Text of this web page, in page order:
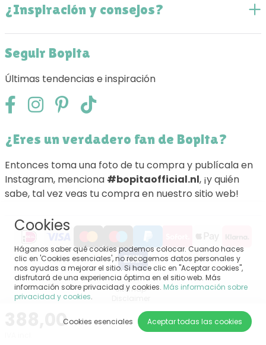
388,00
¿Inspiración y consejos?
Seguir Bopita
Últimas tendencias e inspiración
¿Eres un verdadero fan de Bopita?
Entonces toma una foto de tu compra y publícala en
Instagram, menciona #bopitaofficial.nl, ¡y quién
sabe, tal vez veas tu compra en nuestro sitio web!
Sitemap
Terminos y condiciones generales
Impressum
Cookies
Háganos saber qué cookies podemos colocar. Cuando haces
clic en 'Cookies esenciales', no recogemos datos personales y
nos ayudas a mejorar el sitio. Si hace clic en "Aceptar cookies",
disfrutará de una experiencia óptima en el sitio web. Más
información sobre privacidad y cookies. Más información sobre
privacidad y cookies.
Aceptar todas las cookies
Cookies esenciales